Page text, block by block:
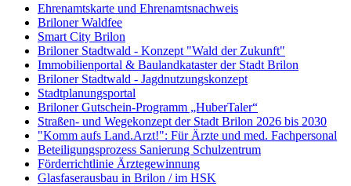
Ehrenamtskarte und Ehrenamtsnachweis
Briloner Waldfee
Smart City Brilon
Briloner Stadtwald - Konzept "Wald der Zukunft"
Immobilienportal & Baulandkataster der Stadt Brilon
Briloner Stadtwald - Jagdnutzungskonzept
Stadtplanungsportal
Briloner Gutschein-Programm „HuberTaler“
Straßen- und Wegekonzept der Stadt Brilon 2026 bis 2030
"Komm aufs Land.Arzt!": Für Ärzte und med. Fachpersonal
Beteiligungsprozess Sanierung Schulzentrum
Förderrichtlinie Ärztegewinnung
Glasfaserausbau in Brilon / im HSK